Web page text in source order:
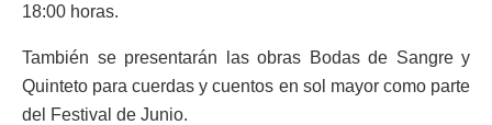
18:00 horas.
También se presentarán las obras Bodas de Sangre y
Quinteto para cuerdas y cuentos en sol mayor como parte
del Festival de Junio.